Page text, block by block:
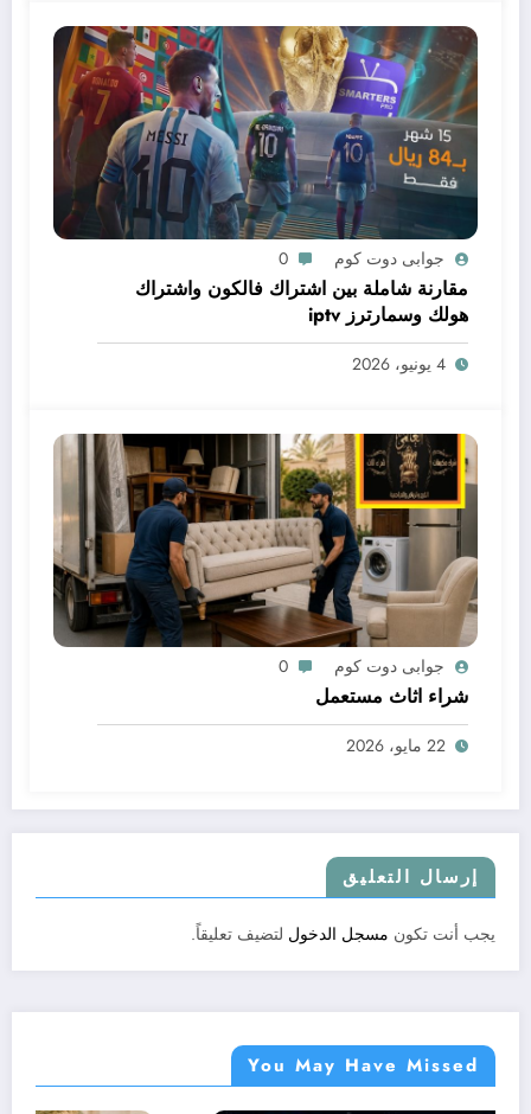
جوابى دوت كوم 0
مقارنة شاملة بين اشتراك فالكون واشتراك
هولك وسمارترز iptv
4 يونيو، 2026
جوابى دوت كوم 0
شراء اثاث مستعمل
22 مايو، 2026
إرسال التعليق
يجب أنت تكون مسجل الدخول لتضيف تعليقاً.
You May Have Missed